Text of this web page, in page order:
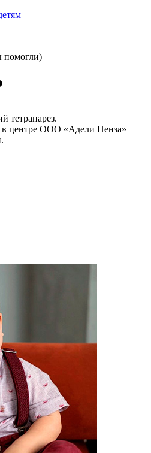
тетрапарез.
в центре ООО «Адели Пенза»